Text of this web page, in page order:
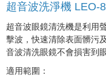
超音波洗淨機 LEO-
超音波眼鏡清洗機是利用
擊波，快速清除表面髒污
音波清洗眼鏡不會損害到
適用範圍：